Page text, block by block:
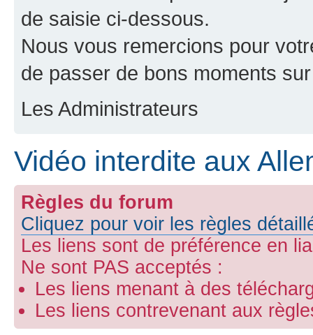
de saisie ci-dessous.
Nous vous remercions pour
de passer de bons moments
Les Administrateurs
Vidéo interdite aux
Règles du forum
Cliquez pour voir les règles
Les liens sont de préférence en
Ne sont PAS acceptés :
Les liens menant à des
Les liens contrevenant aux